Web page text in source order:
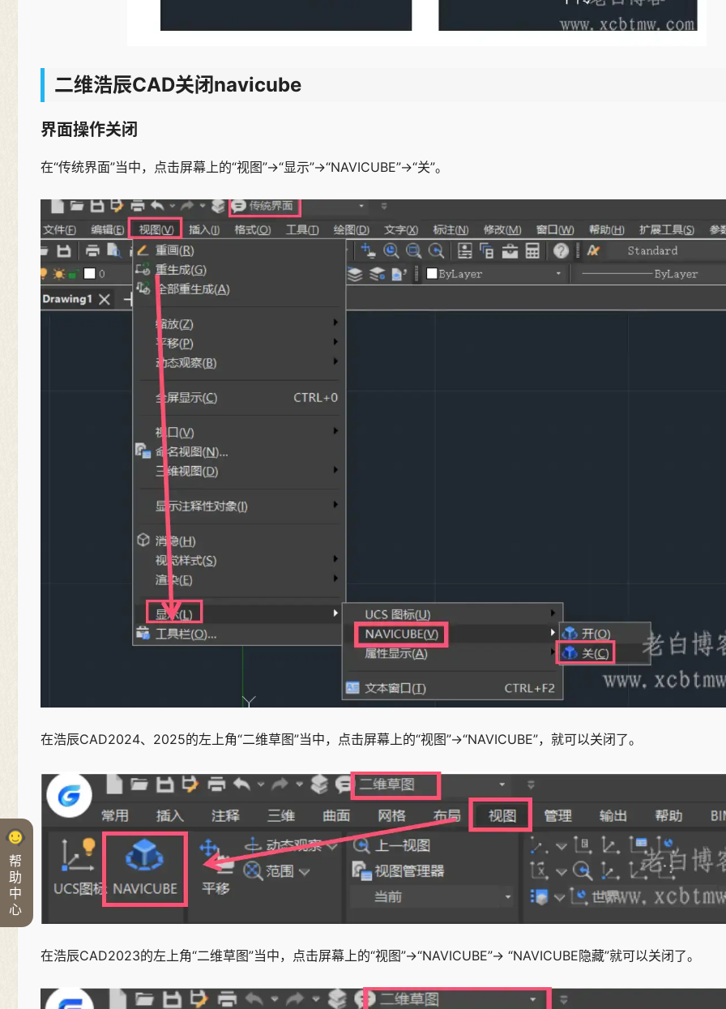
帮
助
中
心
二维浩辰CAD关闭navicube
界面操作关闭
在“传统界面”当中，点击屏幕上的“视图”→“显示”→“NAVICUBE”→“关”。
在浩辰CAD2024、2025的左上角“二维草图”当中，点击屏幕上的“视图”→“NAVICUBE”，就可以关闭了。
在浩辰CAD2023的左上角“二维草图”当中，点击屏幕上的“视图”→“NAVICUBE”→ “NAVICUBE隐藏”就可以关闭了。